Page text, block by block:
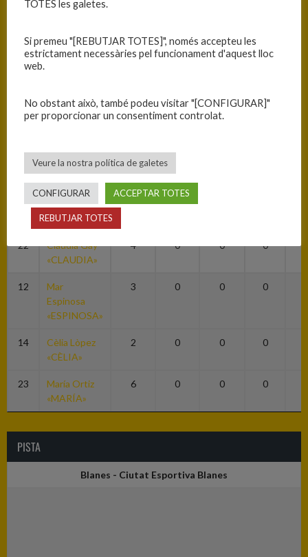
«JUDIT»
7
Núria Duran
«NÚRIA»
2 0 0
«ALBA»
«BERTA»
Maider
Garcia
«MAIDER»
0 0
22
Claudia Gay
«CLAUDIA»
4 0 0 0
12
Mar
Espinosa
«ESPINOSA»
3 0 0 0
14
Cèlia Lòpez
«CÈLIA»
2 0 0 0
23
María Ortiz
«MARÍA»
6 0 0 0
PISTA
Blanes - Ciutat Esportiva Blanes
TOTES les galetes.
Si premeu "[REBUTJAR TOTES]", només accepteu les
estrictament necessàries pel funcionament d'aquest lloc
web.
No obstant això, també podeu visitar "[CONFIGURAR]"
per proporcionar un consentiment controlat.
Veure la nostra política de galetes
CONFIGURAR ACCEPTAR TOTES
REBUTJAR TOTES